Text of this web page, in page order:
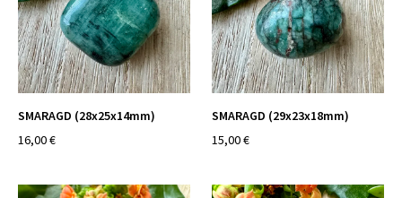
SMARAGD (28x25x14mm)
16,00 €
SMARAGD (29x23x18mm)
15,00 €